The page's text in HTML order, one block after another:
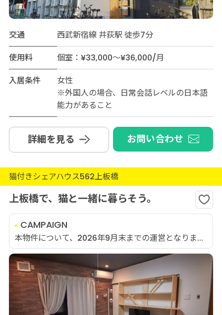
交通
西武新宿線 井荻駅 徒歩7分
使用料
個室：¥33,000～¥36,000/月
入居条件
女性
※外国人の場合、日常会話レベルの日本語
能力があること
詳細を見る お問い合わせ
猫付きシェアハウス562上板橋
上板橋で、猫と一緒に暮らそう。
CAMPAIGN
本物件について、2026年9月末までの運営となりま...